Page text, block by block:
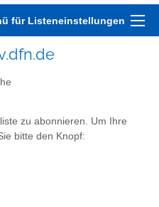
für Listeneinstellungen
zu abonnieren. Um Ihre
bitte den Knopf: